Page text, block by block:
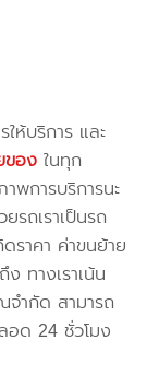
ห้บริการ และ
ของ ในทุก
พการบริการนะ
ยรถเราเป็นรถ
ราคา ค่าขนย้าย
ทางเราเน้น
จำกัด สามารถ
อด 24 ชั่วโมง